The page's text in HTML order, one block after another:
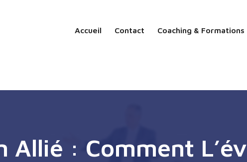
Accueil Contact Coaching & Formations
Allié : Comment